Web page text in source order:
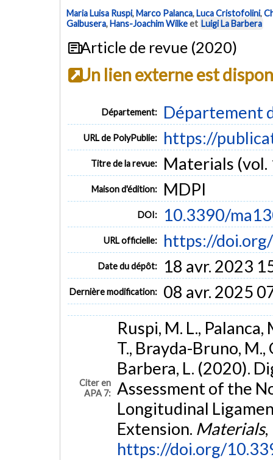
Maria Luisa Ruspi,Marco Palanca,Luca Cristofolini,
Galbusera,Hans-Joachim Wilkeet Luigi La Barbera
Article de revue (2020)
Un lien externe est
Département: Département
URL de PolyPublie: https://
Titre de la revue: Materials (vol.
Maison d'édition: MDPI
DOI: 10.3390/
URL officielle: https://
Date du dépôt: 18 avr. 2023
Dernière modification: 08 avr. 2025
Citer en
APA 7:
Ruspi, M. L.,
T., Brayda-Bruno, M.,
Barbera, L. (2020).
Assessment of the
Longitudinal
Extension. Materials,
https://doi.org/